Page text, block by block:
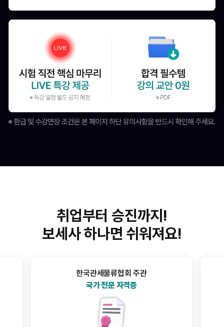
취업부터 승진까지!
보세사 하나면 쉬워져요!
대기업 제조/물류 분야
취업 우대 스펙